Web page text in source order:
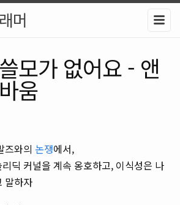
머
모가 없어요 - 앤
움
즈와의 논쟁에서,
딕 커널을 계속 옹호하고, 이식성은 나
말하자